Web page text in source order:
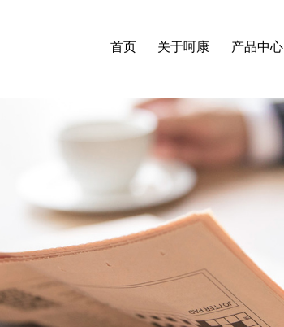
首页 关于呵康 产品中心